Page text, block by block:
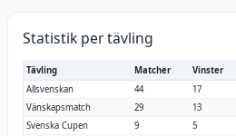
Statistik per tävling
Tävling Matcher Vinster
Allsvenskan
44 17
Vänskapsmatch
29 13
Svenska Cupen
9 5